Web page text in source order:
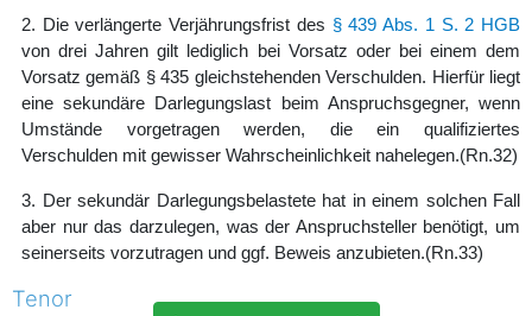
2. Die verlängerte Verjährungsfrist des § 439 Abs. 1 S. 2 HGB
von drei Jahren gilt lediglich bei Vorsatz oder bei einem dem
Vorsatz gemäß § 435 gleichstehenden Verschulden. Hierfür liegt
eine sekundäre Darlegungslast beim Anspruchsgegner, wenn
Umstände vorgetragen werden, die ein qualifiziertes
Verschulden mit gewisser Wahrscheinlichkeit nahelegen.(Rn.32)
3. Der sekundär Darlegungsbelastete hat in einem solchen Fall
aber nur das darzulegen, was der Anspruchsteller benötigt, um
seinerseits vorzutragen und ggf. Beweis anzubieten.(Rn.33)
Tenor